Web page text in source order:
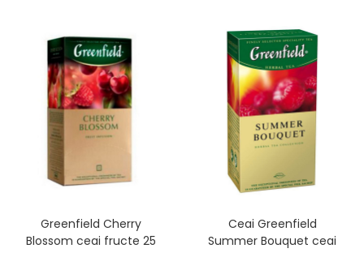
Greenfield Cherry
Blossom ceai fructe 25
Ceai Greenfield
Summer Bouquet ceai